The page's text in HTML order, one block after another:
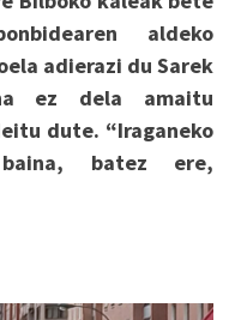
aldeko
adierazi du Sarek
ez dela amaitu
dute. “Iraganeko
batez ere,